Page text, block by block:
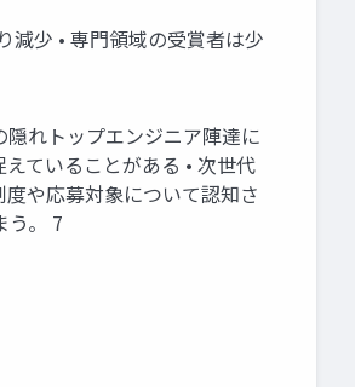
減少 • 専門領域の受賞者は少
れトップエンジニア陣達に
ていることがある • 次世代
や応募対象について認知さ
う。 7